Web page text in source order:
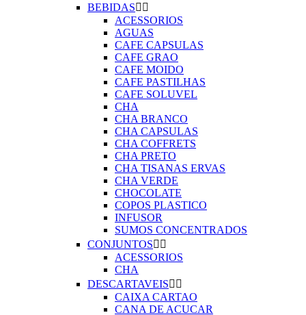
BEBIDAS 
ACESSORIOS
AGUAS
CAFE CAPSULAS
CAFE GRAO
CAFE MOIDO
CAFE PASTILHAS
CAFE SOLUVEL
CHA
CHA BRANCO
CHA CAPSULAS
CHA COFFRETS
CHA PRETO
CHA TISANAS ERVAS
CHA VERDE
CHOCOLATE
COPOS PLASTICO
INFUSOR
SUMOS CONCENTRADOS
CONJUNTOS 
ACESSORIOS
CHA
DESCARTAVEIS 
CAIXA CARTAO
CANA DE ACUCAR